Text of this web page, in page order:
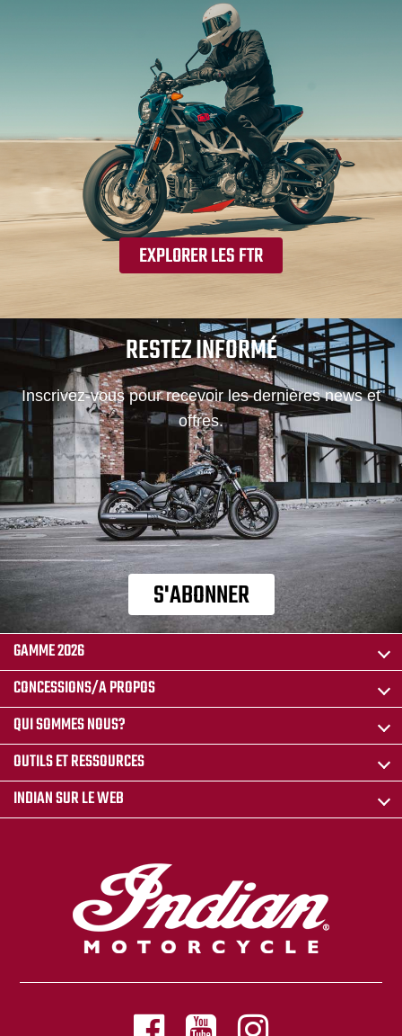
EXPLORER LES FTR
RESTEZ INFORMÉ
Inscrivez-vous pour recevoir les dernières news et
offres.
S'ABONNER
GAMME 2026
CONCESSIONS/A PROPOS
QUI SOMMES NOUS?
OUTILS ET RESSOURCES
INDIAN SUR LE WEB